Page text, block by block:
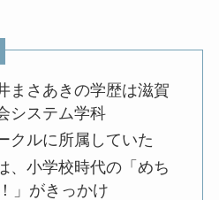
まさあきの学歴は滋賀
システム学科
クルに所属していた
、小学校時代の「めち
」がきっかけ